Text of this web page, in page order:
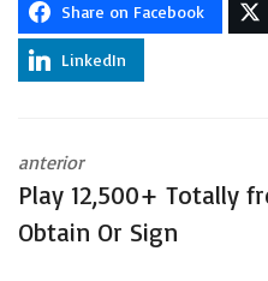
Share on Facebook
LinkedIn
anterior
Play 12,500+ Totally
Obtain Or Sign